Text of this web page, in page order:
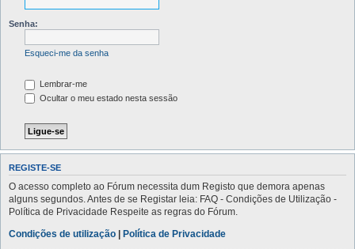
Senha:
Esqueci-me da senha
Lembrar-me
Ocultar o meu estado nesta sessão
REGISTE-SE
O acesso completo ao Fórum necessita dum Registo que demora apenas
alguns segundos. Antes de se Registar leia: FAQ - Condições de Utilização -
Política de Privacidade Respeite as regras do Fórum.
Condições de utilização | Política de Privacidade